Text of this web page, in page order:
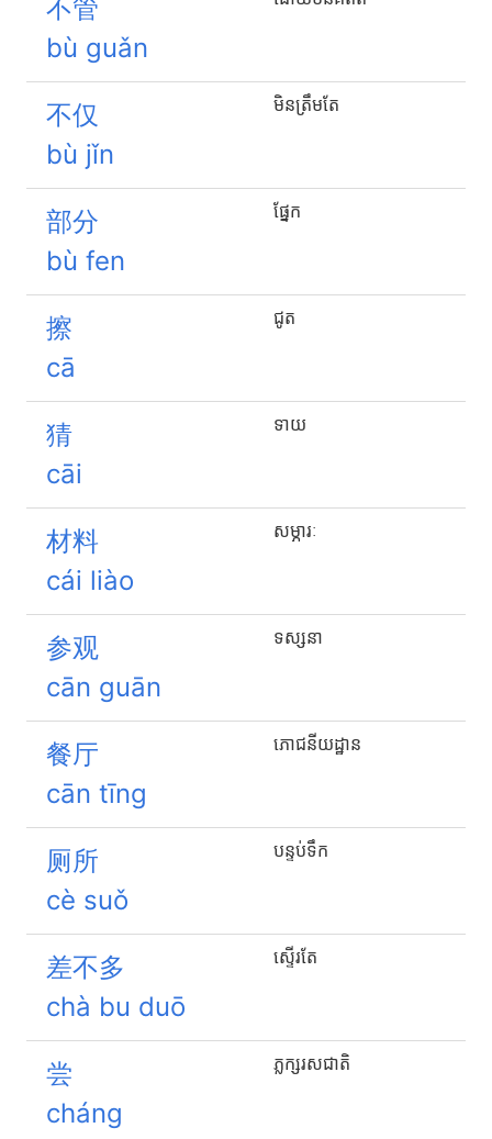
不管
bù guǎn
不仅
bù jǐn
មិន​ត្រឹម​តែ
部分
bù fen
ផ្នែក
擦
cā
ជូត
猜
cāi
ទាយ
材料
cái liào
សម្ភារៈ
参观
cān guān
ទស្សនា
餐厅
cān tīng
ភោជនីយដ្ឋាន
厕所
cè suǒ
បន្ទប់ទឹក
差不多
chà bu duō
ស្ទើរតែ
尝
cháng
ភ្លក្សរសជាតិ